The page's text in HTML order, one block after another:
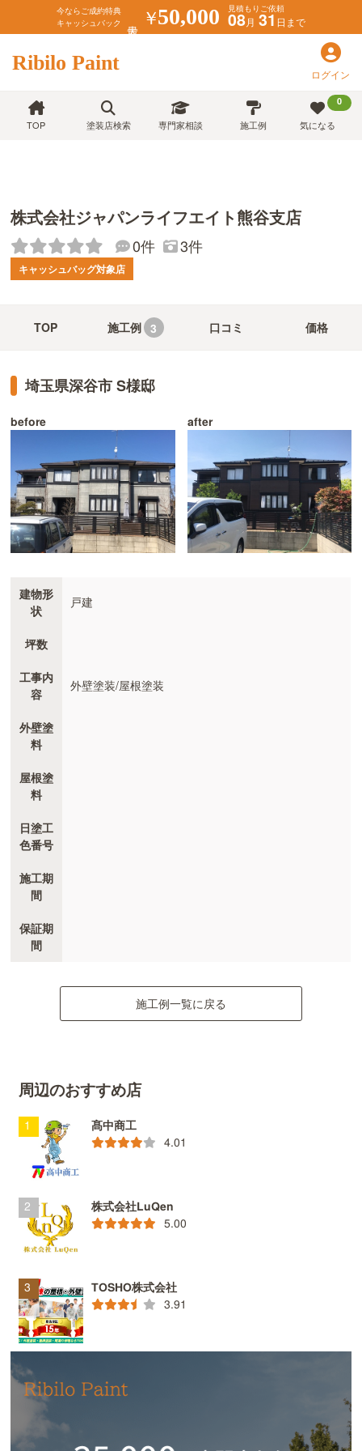
今ならご成約特典
キャッシュバック
￥50,000 見積もりご依頼
08月 31日まで
Ribilo Paint ログイン
TOP 塗装店検索 専門家相談 施工例
0
気になる
株式会社ジャパンライフエイト熊谷支店
0件 3件
キャッシュバッグ対象店
TOP 施工例 3 口コミ 価格
埼玉県深谷市 S様邸
before after
建物形
状
戸建
坪数
工事内
容
外壁塗装/屋根塗装
外壁塗
料
屋根塗
料
日塗工
色番号
施工期
間
保証期
間
施工例一覧に戻る
周辺のおすすめ店
髙中商工
4.01
株式会社LuQen
5.00
TOSHO株式会社
3.91